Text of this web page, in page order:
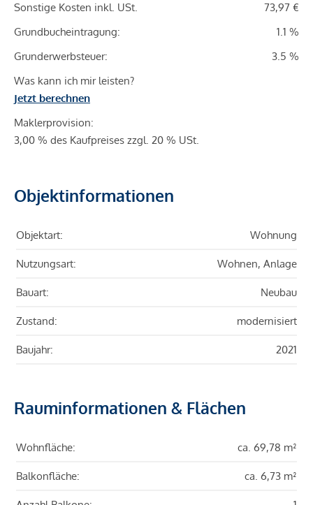
Sonstige Kosten inkl. USt.
73,97 €
Grundbucheintragung:
1.1 %
Grunderwerbsteuer:
3.5 %
Was kann ich mir leisten?
Jetzt berechnen
Maklerprovision:
3,00 % des Kaufpreises zzgl. 20 % USt.
Objektinformationen
Objektart: Wohnung
Nutzungsart: Wohnen, Anlage
Bauart: Neubau
Zustand: modernisiert
Baujahr: 2021
Rauminformationen & Flächen
Wohnfläche: ca. 69,78 m²
Balkonfläche: ca. 6,73 m²